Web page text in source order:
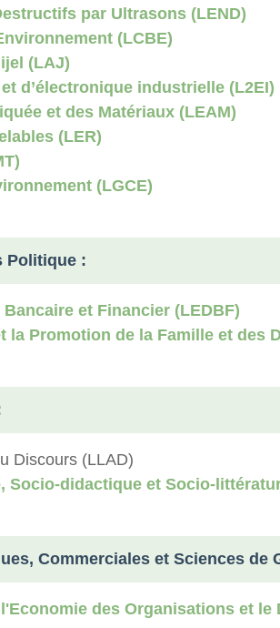
par Ultrasons (LEND)
(LCBE)
(LAJ)
d’électronique industrielle (L2EI)
et des Matériaux (LEAM)
(LER)
(LGCE)
Politique :
et Financier (LEDBF)
Promotion de la Famille et des
Discours (LLAD)
didactique et Socio-
Commerciales et Sciences de
des Organisations et le